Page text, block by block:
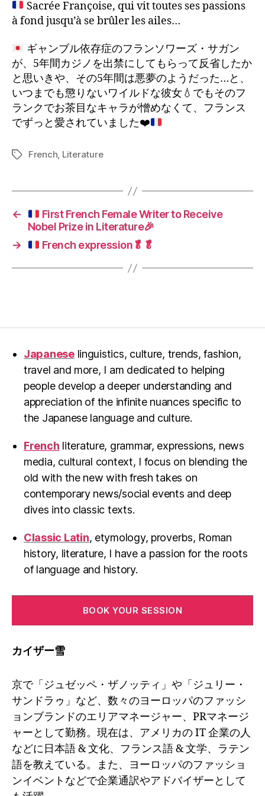
Sacrée Françoise, qui vit toutes ses passions
à fond jusqu’à se brûler les ailes…
ギャンブル依存症のフランソワーズ・サガン
が、5年間カジノを出禁にしてもらって反省したか
と思いきや、その5年間は悪夢のようだった…と、
いつまでも懲りないワイルドな彼女💧 でもそのフ
ランクでお茶目なキャラが憎めなくて、フランス
でずっと愛されていました❤️
TagsFrench, Literature
←
First French Female Writer to Receive
Nobel Prize in Literature🎉
→
French expression🥬 🥬
Japaneselinguistics, culture, trends, fashion,
travel and more, I am dedicated to helping
people develop a deeper understanding and
appreciation of the infinite nuances specific to
the Japanese language and culture.
French literature, grammar, expressions, news
media, cultural context, I focus on blending the
old with the new with fresh takes on
contemporary news/social events and deep
dives into classic texts.
Classic Latin, etymology, proverbs, Roman
history, literature, I have a passion for the roots
of language and history.
BOOK YOUR SESSION
カイザー雪
京で「ジュゼッペ・ザノッティ」や「ジュリー・
サンドラゥ」など、数々のヨーロッパのファッシ
ョンブランドのエリアマネージャー、PRマネージ
ャーとして勤務。現在は、アメリカの IT 企業の人
などに日本語 & 文化、フランス語 & 文学、ラテン
語を教えている。また、ヨーロッパのファッショ
ンイベントなどで企業通訳やアドバイザーとして